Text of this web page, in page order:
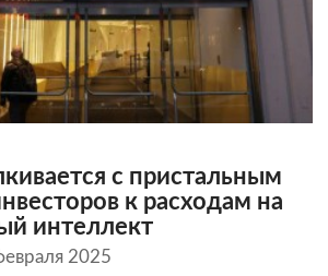
с пристальным
к расходам на
интеллект
2025